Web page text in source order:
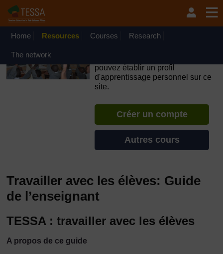
Passer au contenu principal
OpenLearn Create will be unavailable on Wednesday 12
August 2026 from 8am to 10.30am (GMT) due to routine
Home Resources Courses Research
The network
pouvez établir un profil
d'apprentissage personnel sur ce
site.
Créer un compte
Autres cours
Travailler avec les élèves: Guide
de l’enseignant
TESSA : travailler avec les élèves
A propos de ce guide